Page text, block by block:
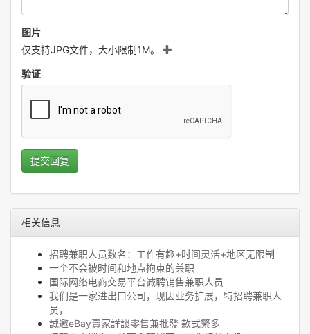
图片
仅支持JPG文件，大小限制1M。
验证
提交回复
相关信息
招聘兼职人员数名：工作有趣+时间灵活+地区无限制
一个不会被时间和地点拘束的兼职
国际网络电商交易平台诚聘销售兼职人员
我们是一家进出口公司，现因业务扩展，特招聘兼职人
员，
誠邀eBay賣家詳談零售兼批發 款式繁多